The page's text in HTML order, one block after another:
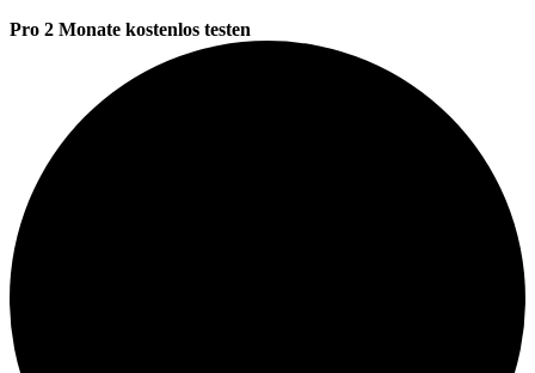
Pro 2 Monate kostenlos testen